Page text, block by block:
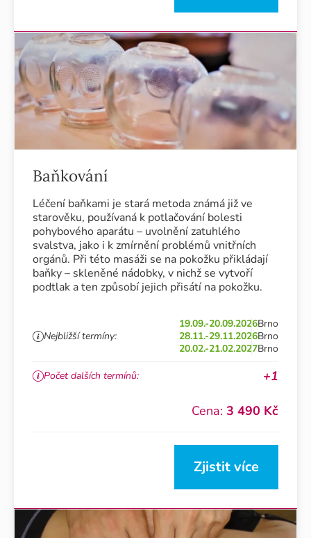
Baňkování
Léčení baňkami je stará metoda známá již ve
starověku, používaná k potlačování bolesti
pohybového aparátu – uvolnění zatuhlého
svalstva, jako i k zmírnění problémů vnitřních
orgánů. Při této masáži se na pokožku přikládají
baňky – skleněné nádobky, v nichž se vytvoří
podtlak a ten způsobí jejich přisátí na pokožku.
Nejbližší termíny:
19.09.-20.09.2026Brno
28.11.-29.11.2026Brno
20.02.-21.02.2027Brno
Počet dalších termínů: +1
Cena: 3 490 Kč
Zjistit více